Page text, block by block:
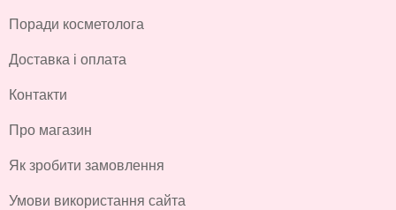
Поради косметолога
Доставка і оплата
Контакти
Про магазин
Як зробити замовлення
Умови використання сайта